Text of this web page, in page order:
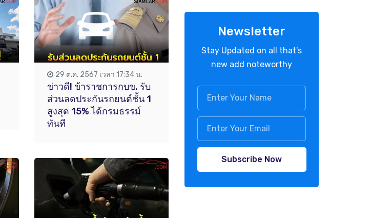
29 ต.ค. 2567 เวลา 17:34 น.
ข่าวดี! ข้าราชการกบข. รับ
ส่วนลดประกันรถยนต์ชั้น 1
สูงสุด 15% ได้กรมธรรม์
ทันที
Newsletter
Stay Updated on all that's
new add noteworthy
Subscribe Now